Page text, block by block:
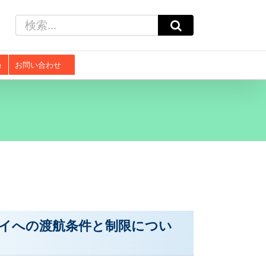
索
…
お問い合わせ
への渡航条件と制限につい